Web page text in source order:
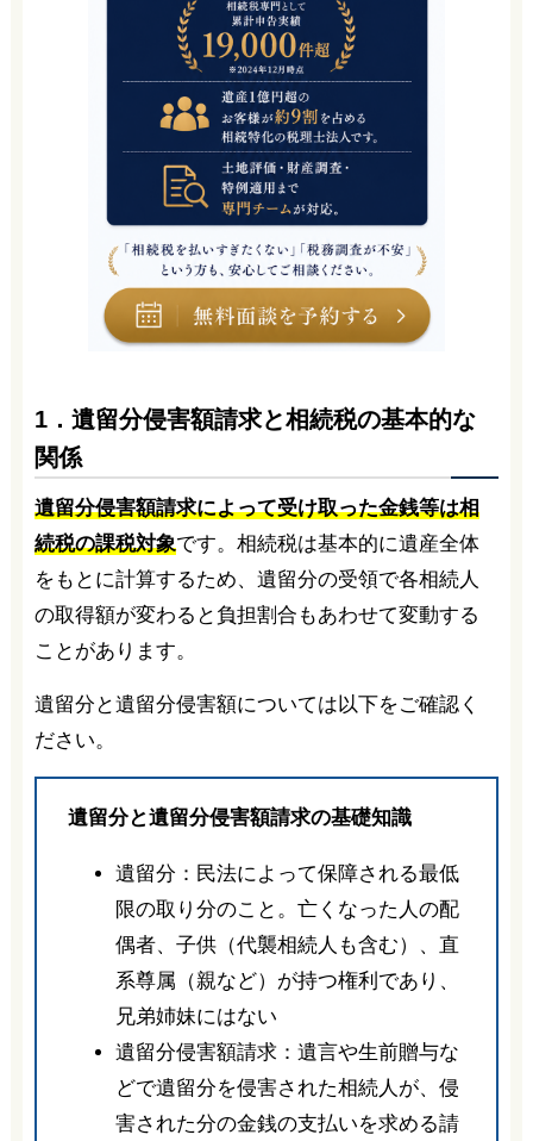
1．遺留分侵害額請求と相続税の基本的な
関係
遺留分侵害額請求によって受け取った金銭等は相
続税の課税対象です。相続税は基本的に遺産全体
をもとに計算するため、遺留分の受領で各相続人
の取得額が変わると負担割合もあわせて変動する
ことがあります。
遺留分と遺留分侵害額については以下をご確認く
ださい。
遺留分と遺留分侵害額請求の基礎知識
遺留分：民法によって保障される最低
限の取り分のこと。亡くなった人の配
偶者、子供（代襲相続人も含む）、直
系尊属（親など）が持つ権利であり、
兄弟姉妹にはない
遺留分侵害額請求：遺言や生前贈与な
どで遺留分を侵害された相続人が、侵
害された分の金銭の支払いを求める請